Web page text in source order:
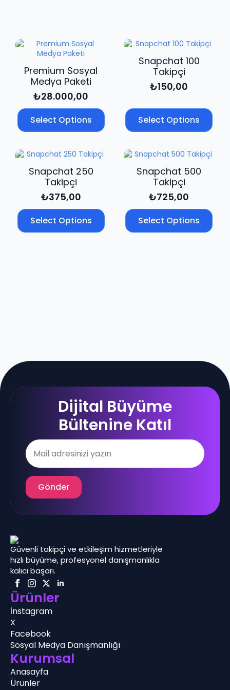
adet
Premium Sosyal
Medya Paketi
₺28.000,00
Select Options
Snapchat 100
Takipçi
₺150,00
Select Options
Snapchat 250
Takipçi
₺375,00
Select Options
Snapchat 500
Takipçi
₺725,00
Select Options
Dijital Büyüme
Bültenine Katıl
Email
*
Gönder
Güvenli takipçi ve etkileşim hizmetleriyle
hızlı büyüme, profesyonel danışmanlıkla
kalıcı başarı.
Ürünler
İnstagram
X
Facebook
Sosyal Medya Danışmanlığı
Kurumsal
Anasayfa
Ürünler